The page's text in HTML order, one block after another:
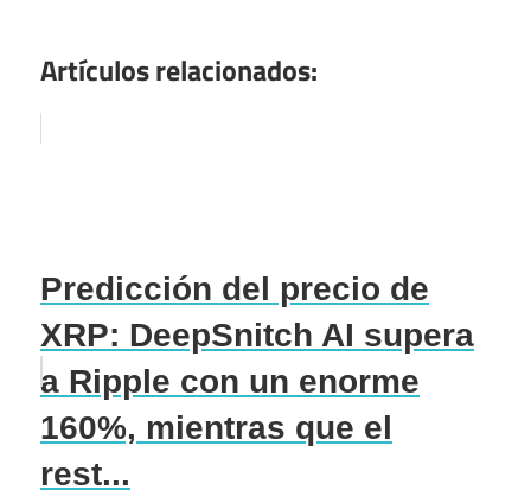
Artículos relacionados:
Predicción del precio de
XRP: DeepSnitch AI supera
a Ripple con un enorme
160%, mientras que el
rest...